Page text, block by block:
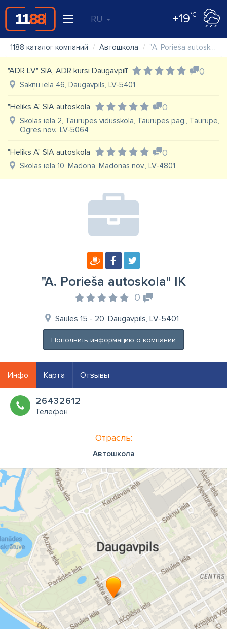
RU +19°C
1188 каталог компаний Автошкола "A. Porieša autoskola" IK
"ADR LV" SIA, ADR kursi Daugavpilī 0
Sakņu iela 46, Daugavpils, LV-5401
"Heliks A" SIA autoskola 0
Skolas iela 2, Taurupes vidusskola, Taurupes pag., Taurupe,
Ogres nov., LV-5064
"Heliks A" SIA autoskola 0
Skolas iela 10, Madona, Madonas nov., LV-4801
"A. Porieša autoskola" IK
0
Saules 15 - 20, Daugavpils, LV-5401
Пополнить информацию о компании
Инфо Карта Отзывы
26432612
Телефон
Отрасль:
Автошкола